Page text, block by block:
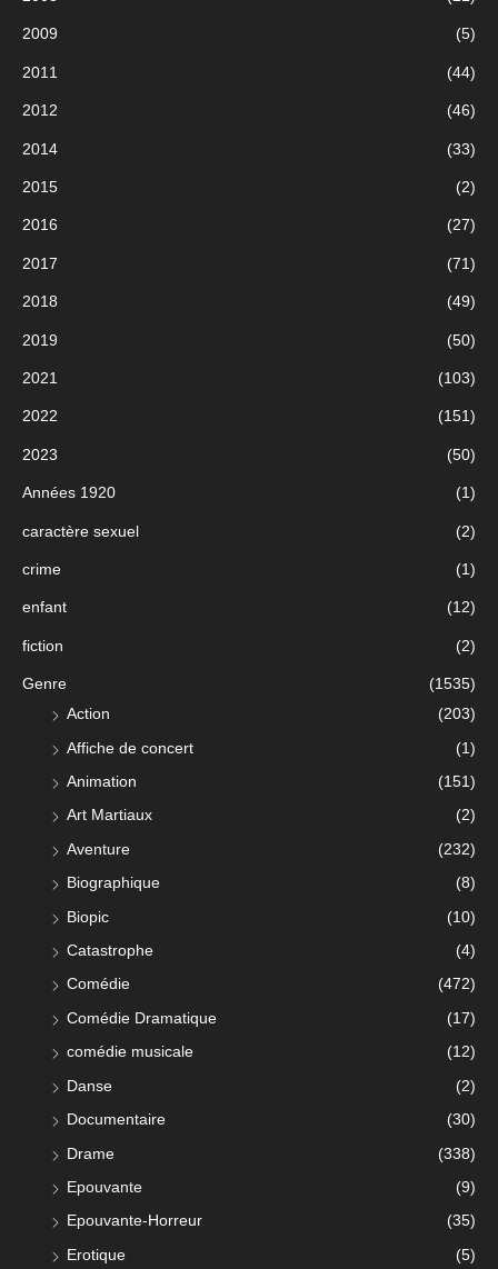
2009 (5)
2011 (44)
2012 (46)
2014 (33)
2015 (2)
2016 (27)
2017 (71)
2018 (49)
2019 (50)
2021 (103)
2022 (151)
2023 (50)
Années 1920 (1)
caractère sexuel (2)
crime (1)
enfant (12)
fiction (2)
Genre
(1535)
Action
(203)
Affiche de concert (1)
Animation (151)
Art Martiaux (2)
Aventure (232)
Biographique (8)
Biopic (10)
Catastrophe (4)
Comédie (472)
Comédie Dramatique (17)
comédie musicale (12)
Danse (2)
Documentaire (30)
Drame (338)
Epouvante (9)
Epouvante-Horreur (35)
Erotique (5)